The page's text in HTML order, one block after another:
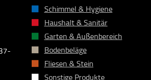
Schimmel & Hygiene
Haushalt & Sanitär
Garten & Außenbereich
Bodenbeläge
Fliesen & Stein
Sonstige Produkte